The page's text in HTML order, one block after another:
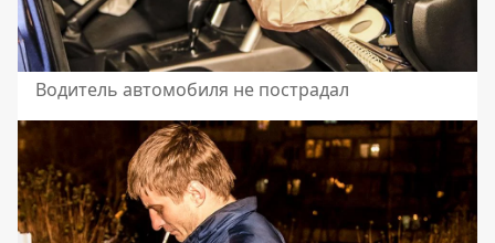
Водитель автомобиля не пострадал